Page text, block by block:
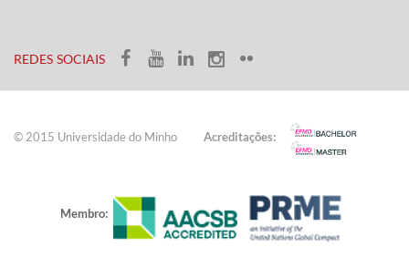
​REDES SOCIAIS​​
© 2015 Universidade do ​Minho​​​ Acreditações:
Membro: